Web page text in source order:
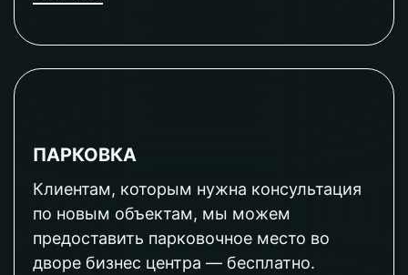
ПАРКОВКА
Клиентам, которым нужна консультация
по новым объектам, мы можем
предоставить парковочное место во
дворе бизнес центра — бесплатно.